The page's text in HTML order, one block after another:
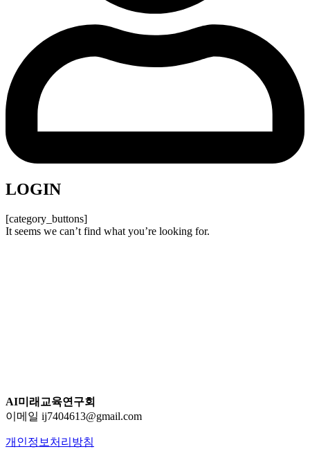
LOGIN
[category_buttons]
It seems we can’t find what you’re looking for.
AI미래교육연구회
이메일 ij7404613@gmail.com
개인정보처리방침